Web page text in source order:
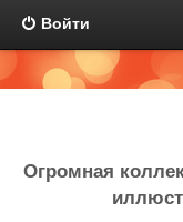
Войти
Огромная